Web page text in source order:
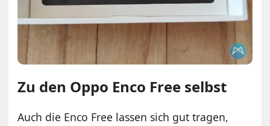
Zu den Oppo Enco Free selbst
Auch die Enco Free lassen sich gut tragen,